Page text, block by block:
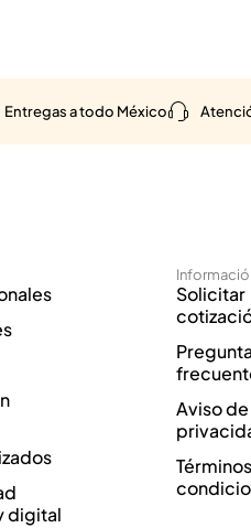
Entregas a todo México
digital
Solicitar
Aviso de